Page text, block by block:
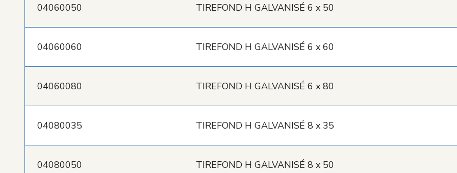
04060050 TIREFOND H GALVANISÉ 6 x 50
04060060 TIREFOND H GALVANISÉ 6 x 60
04060080 TIREFOND H GALVANISÉ 6 x 80
04080035 TIREFOND H GALVANISÉ 8 x 35
04080050 TIREFOND H GALVANISÉ 8 x 50